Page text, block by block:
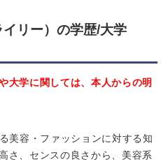
イリー）の学歴/大学
大学に関しては、本人からの明
美容・ファッションに対する知
さ、センスの良さから、美容系